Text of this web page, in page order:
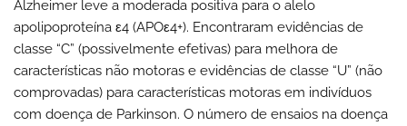
Alzheimer leve a moderada positiva para o alelo
apolipoproteína ε4 (APOε4+). Encontraram evidências de
classe “C” (possivelmente efetivas) para melhora de
características não motoras e evidências de classe “U” (não
comprovadas) para características motoras em indivíduos
com doença de Parkinson. O número de ensaios na doença